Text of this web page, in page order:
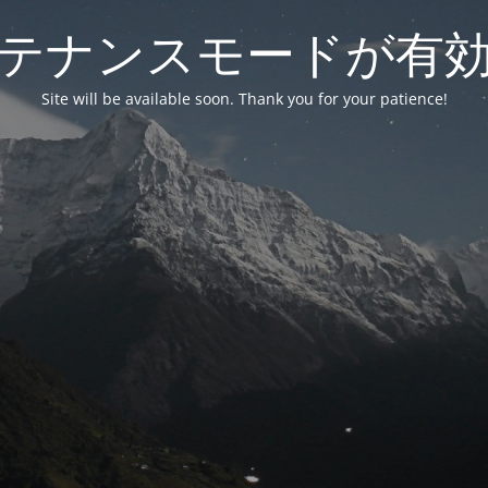
ナンスモードが有
Site will be available soon. Thank you for your patience!